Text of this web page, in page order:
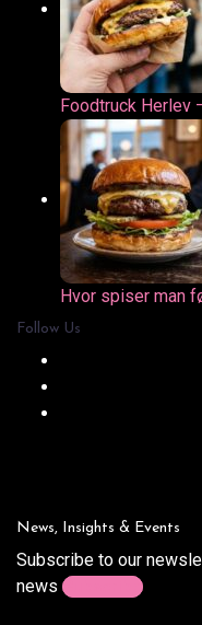
Foodtruck Herlev
Hvor spiser man
Follow Us
News, Insights & Events
Subscribe to our
news Subscribe